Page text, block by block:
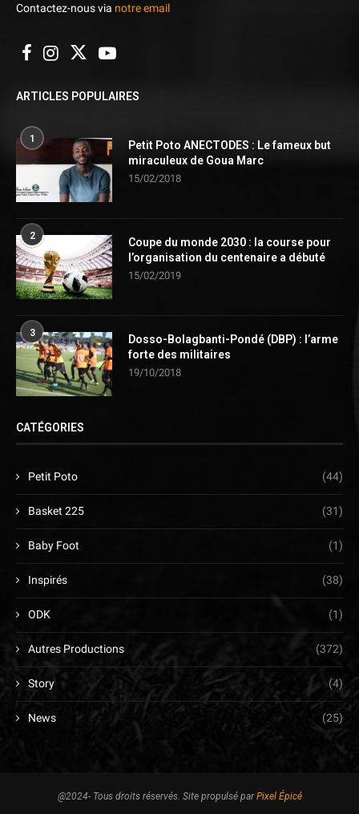
Contactez-nous via notre email
ARTICLES POPULAIRES
1
Petit Poto ANECTODES : Le fameux but
miraculeux de Goua Marc
15/02/2018
2
Coupe du monde 2030 : la course pour
l’organisation du centenaire a débuté
15/02/2019
3
Dosso-Bolagbanti-Pondé (DBP) : l’arme
forte des militaires
19/10/2018
CATÉGORIES
Petit Poto (44)
Basket 225 (31)
Baby Foot (1)
Inspirés (38)
ODK (1)
Autres Productions (372)
Story (4)
News (25)
@2024- Tous droits réservés. Site propulsé par Pixel Épicé